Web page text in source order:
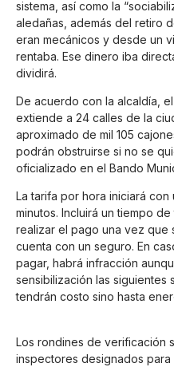
sistema, así como la
aledañas, además del retiro
eran mecánicos y desde un
rentaba. Ese dinero iba
dividirá.
De acuerdo con la alcaldía,
extiende a 24 calles de la
aproximado de mil 105
podrán obstruirse si no se
oficializado en el Bando
La tarifa por hora iniciará
minutos. Incluirá un tiempo
realizar el pago una vez
cuenta con un seguro. En
pagar, habrá infracción
sensibilización las siguientes
tendrán costo sino hasta
Los rondines de verificación
inspectores designados